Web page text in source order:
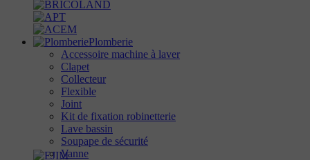
Plomberie
Accessoire machine à laver
Clapet
Collecteur
Flexible
Joint
Kit de fixation robinetterie
Lave bassin
Soupape de sécurité
Vanne